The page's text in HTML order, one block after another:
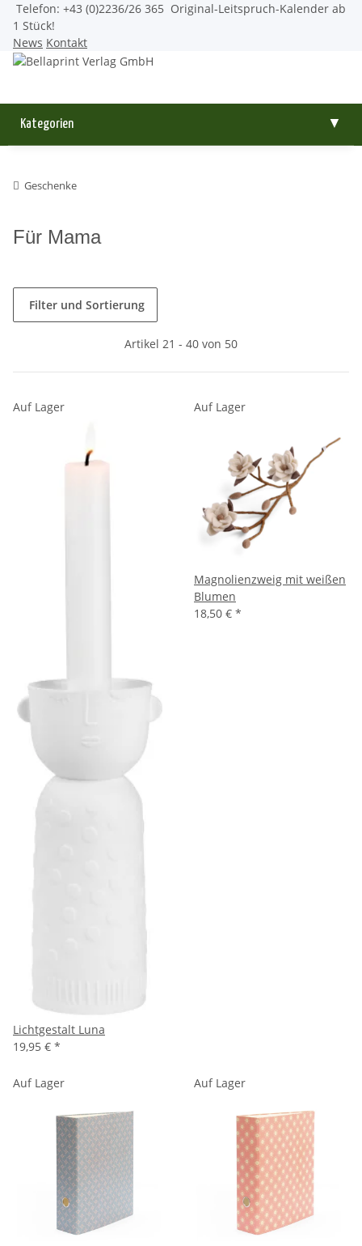
Telefon: +43 (0)2236/26 365 Original-Leitspruch-Kalender ab
1 Stück!
News Kontakt
Kategorien ▼
Geschenke
Für Mama
Filter und Sortierung
Artikel 21 - 40 von 50
Auf Lager
Lichtgestalt Luna
19,95 € *
Auf Lager
Magnolienzweig mit weißen
Blumen
18,50 € *
Auf Lager Auf Lager